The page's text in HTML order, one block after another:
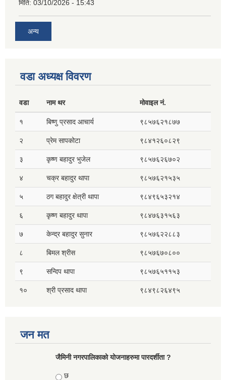
मिति: 03/10/2026 - 15:43
अन्य
वडा अध्यक्ष विवरण
वडा नाम थर मोवाइल नं.
१ बिष्णु प्रसाद आचार्य ९८५७६२१८७७
२ प्रेम सापकोटा ९८४१२६०८२९
३ कृष्ण बहादुर भुजेल ९८५७६२६७०२
४ चक्र बहादुर थापा ९८५७६२१५३५
५ ठग बहादुर क्षेत्री थापा ९८४९६५३२१४
६ कृष्ण बहादुर थापा ९८४७६३१५६३
७ केन्द्र बहादुर सुनार ९८५७६२२८८३
८ बिमल श्रीस ९८५७६७०८००
९ सन्दिप थापा ९८५७६५११५३
१० श्री प्रसाद थापा ९८४९८२६४९५
जन मत
जैमिनी नगरपालिकाको योजनाहरुमा पारदर्शीता ?
Choices
छ